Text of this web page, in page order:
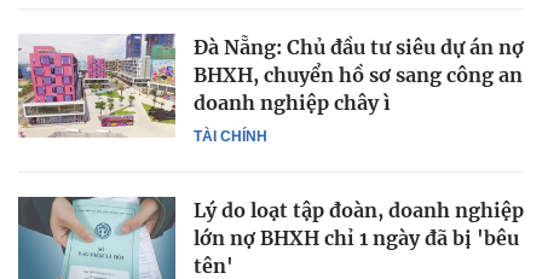
TÀI CHÍNH
Đà Nẵng: Chủ đầu tư siêu dự án nợ
BHXH, chuyển hồ sơ sang công an
doanh nghiệp chây ì
Lý do loạt tập đoàn, doanh nghiệp
lớn nợ BHXH chỉ 1 ngày đã bị 'bêu
tên'